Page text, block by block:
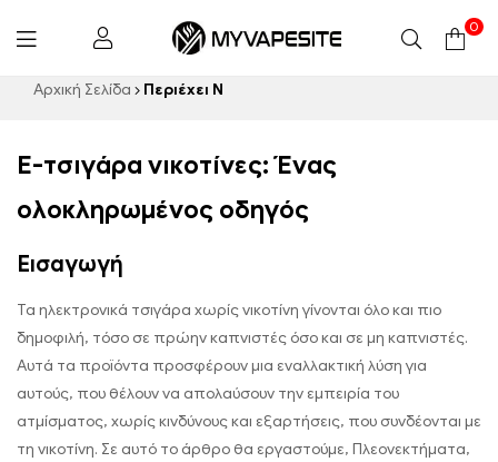
Myvapesite.de
0
Αρχική Σελίδα Περιέχει Ν
E-τσιγάρα νικοτίνες: Ένας
ολοκληρωμένος οδηγός
Εισαγωγή
Τα ηλεκτρονικά τσιγάρα χωρίς νικοτίνη γίνονται όλο και πιο
δημοφιλή, τόσο σε πρώην καπνιστές όσο και σε μη καπνιστές.
Αυτά τα προϊόντα προσφέρουν μια εναλλακτική λύση για
αυτούς, που θέλουν να απολαύσουν την εμπειρία του
ατμίσματος, χωρίς κινδύνους και εξαρτήσεις, που συνδέονται με
τη νικοτίνη. Σε αυτό το άρθρο θα εργαστούμε, Πλεονεκτήματα,